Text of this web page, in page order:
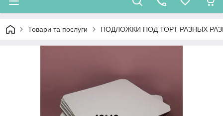
Товари та послуги ПОДЛОЖКИ ПОД ТОРТ РАЗНЫХ